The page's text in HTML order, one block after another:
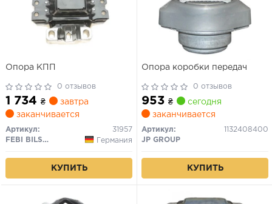
Опора КПП
0 отзывов
1 734 ₴
завтра
заканчивается
Артикул:
31957
FEBI BILSTEIN
Германия
КУПИТЬ
Опора коробки передач
0 отзывов
953 ₴
сегодня
заканчивается
Артикул:
1132408400
JP GROUP
КУПИТЬ